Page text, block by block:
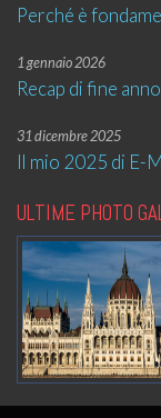
Perché è
1 gennaio 2026
Recap di fine
31 dicembre 2025
Il mio 2025 di E-
ULTIME PHOTO